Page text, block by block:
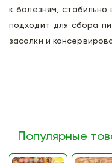
к болезням, стабильно
подходит для сбора
засолки и
Популярные